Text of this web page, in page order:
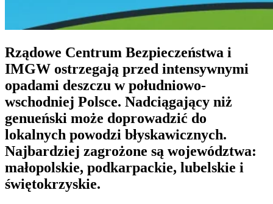
Rządowe Centrum Bezpieczeństwa i
IMGW ostrzegają przed intensywnymi
opadami deszczu w południowo-
wschodniej Polsce. Nadciągający niż
genueński może doprowadzić do
lokalnych powodzi błyskawicznych.
Najbardziej zagrożone są województwa:
małopolskie, podkarpackie, lubelskie i
świętokrzyskie.